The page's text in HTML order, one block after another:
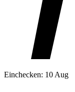
Einchecken: 10 Aug